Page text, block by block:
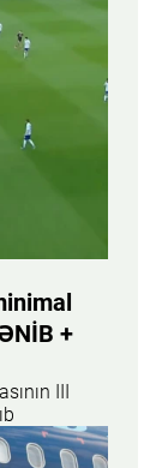
+
III